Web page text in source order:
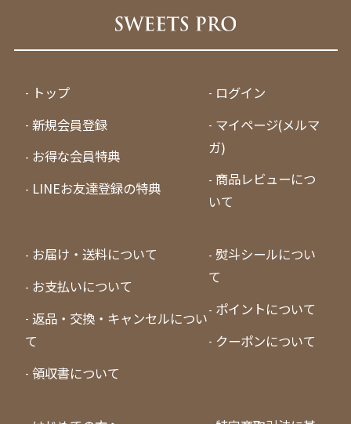
トップ
新規会員登録
お得な会員特典
LINEお友達登録の特典
ログイン
マイページ(メルマ
ガ)
商品レビューにつ
いて
お届け・送料について
お支払いについて
返品・交換・キャンセルについ
て
領収書について
熨斗シールについ
て
ポイントについて
クーポンについて